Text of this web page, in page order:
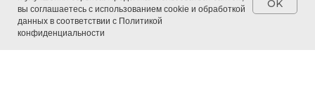
вы соглашаетесь с использованием cookie и обработкой
данных в соответствии с Политикой
конфиденциальности
OK